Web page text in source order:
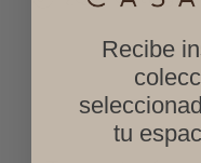
Recibe
tu